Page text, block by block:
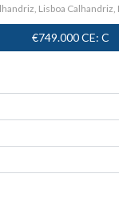
Lisboa Calhandriz,
€749.000CE: C